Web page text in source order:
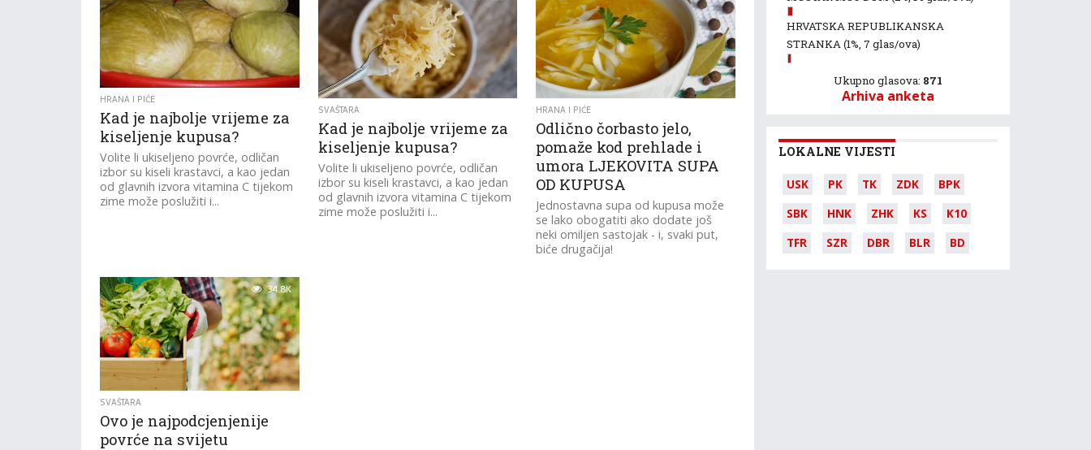
HRANA I PIĆE
Kad je najbolje vrijeme za
kiseljenje kupusa?
Volite li ukiseljeno povrće, odličan
izbor su kiseli krastavci, a kao jedan
od glavnih izvora vitamina C tijekom
zime može poslužiti i...
SVAŠTARA
Kad je najbolje vrijeme za
kiseljenje kupusa?
Volite li ukiseljeno povrće, odličan
izbor su kiseli krastavci, a kao jedan
od glavnih izvora vitamina C tijekom
zime može poslužiti i...
HRANA I PIĆE
Odlično čorbasto jelo,
pomaže kod prehlade i
umora LJEKOVITA SUPA
OD KUPUSA
Jednostavna supa od kupusa može
se lako obogatiti ako dodate još
neki omiljen sastojak - i, svaki put,
biće drugačija!
34.8K
SVAŠTARA
Ovo je najpodcjenjenije
povrće na svijetu
HRVATSKA REPUBLIKANSKA
STRANKA(1%, 7 glas/ova)
Ukupno glasova: 871
Arhiva anketa
LOKALNE VIJESTI
USK PK TK ZDK
BPK
SBK
HNK ZHK KS
K10
TFR
SZR DBR BLR BD